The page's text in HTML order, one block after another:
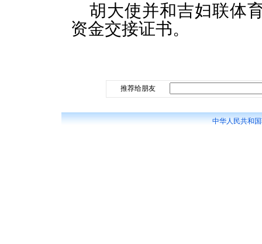
胡大使并和吉妇联体
资金交接证书。
推荐给朋友
中华人民共和